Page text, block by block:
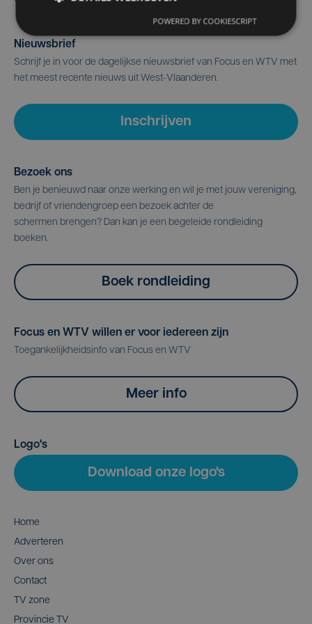
Nieuwsbrief
Schrijf je in voor de dagelijkse nieuwsbrief van Focus en WTV met
het meest recente nieuws uit West-Vlaanderen.
Inschrijven
Bezoek ons
Ben je benieuwd naar onze werking en wil je met jouw vereniging,
bedrijf of vriendengroep een bezoek achter de
schermen brengen? Dan kan je een begeleide rondleiding
boeken.
Boek rondleiding
Focus en WTV willen er voor iedereen zijn
Toegankelijkheidsinfo van Focus en WTV
Meer info
Logo's
Download onze logo's
Home
Adverteren
Over ons
Contact
TV zone
Provincie TV
POWERED BY COOKIESCRIPT